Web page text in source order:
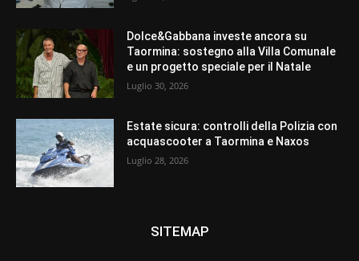
Dolce&Gabbana investe ancora su
Taormina: sostegno alla Villa Comunale
e un progetto speciale per il Natale
Luglio 30, 2026
Estate sicura: controlli della Polizia con
acquascooter a Taormina e Naxos
Luglio 28, 2026
SITEMAP